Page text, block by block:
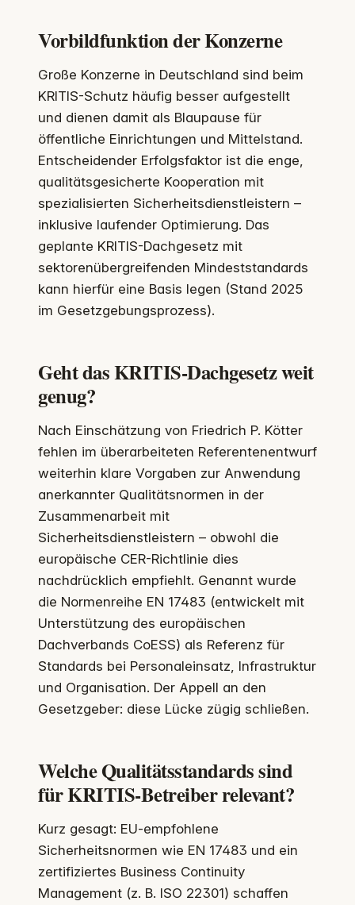
Vorbildfunktion der Konzerne
Große Konzerne in Deutschland sind beim
KRITIS-Schutz häufig besser aufgestellt
und dienen damit als Blaupause für
öffentliche Einrichtungen und Mittelstand.
Entscheidender Erfolgsfaktor ist die enge,
qualitätsgesicherte Kooperation mit
spezialisierten Sicherheitsdienstleistern –
inklusive laufender Optimierung. Das
geplante KRITIS-Dachgesetz mit
sektorenübergreifenden Mindeststandards
kann hierfür eine Basis legen (Stand 2025
im Gesetzgebungsprozess).
Geht das KRITIS-Dachgesetz weit
genug?
Nach Einschätzung von Friedrich P. Kötter
fehlen im überarbeiteten Referentenentwurf
weiterhin klare Vorgaben zur Anwendung
anerkannter Qualitätsnormen in der
Zusammenarbeit mit
Sicherheitsdienstleistern – obwohl die
europäische CER-Richtlinie dies
nachdrücklich empfiehlt. Genannt wurde
die Normenreihe EN 17483 (entwickelt mit
Unterstützung des europäischen
Dachverbands CoESS) als Referenz für
Standards bei Personaleinsatz, Infrastruktur
und Organisation. Der Appell an den
Gesetzgeber: diese Lücke zügig schließen.
Welche Qualitätsstandards sind
für KRITIS-Betreiber relevant?
Kurz gesagt: EU-empfohlene
Sicherheitsnormen wie EN 17483 und ein
zertifiziertes Business Continuity
Management (z. B. ISO 22301) schaffen